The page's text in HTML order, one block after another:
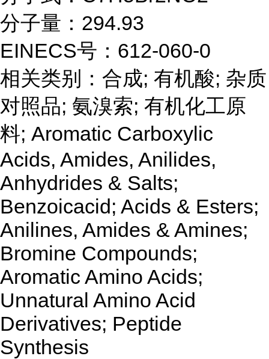
分子量：294.93
EINECS号：612-060-0
相关类别：合成; 有机酸; 杂质
对照品; 氨溴索; 有机化工原
料; Aromatic Carboxylic
Acids, Amides, Anilides,
Anhydrides & Salts;
Benzoicacid; Acids & Esters;
Anilines, Amides & Amines;
Bromine Compounds;
Aromatic Amino Acids;
Unnatural Amino Acid
Derivatives; Peptide
Synthesis